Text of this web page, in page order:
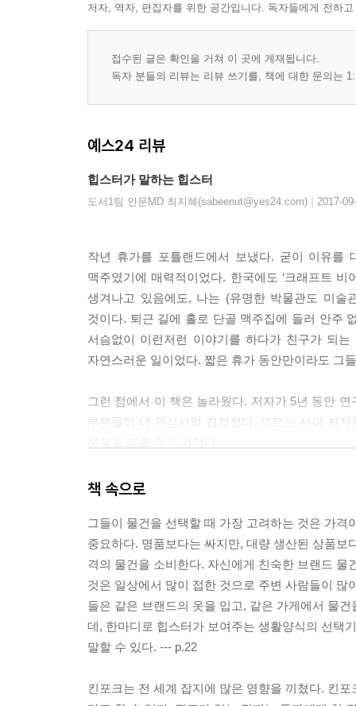
저자, 역자, 편집자를 위한 공간입니다. 독자들에게 전하
접수된 글은 확인을 거쳐 이 곳에 게재됩니다.
독자 분들의 리뷰는 리뷰 쓰기를, 책에 대한 문의는
예스24 리뷰
힙스터가 말하는 힙스터
도서1팀 인문MD 최지혜(sabeenut@yes24.com) | 2017-
작년 휴가를 포틀랜드에서 보냈다. 굳이 이유를
맥주였기에 매력적이었다. 한국에도 ‘크래프트
생겨나고 있음에도, 나는 (유명한 박물관도 미술
것이다. 퇴근 길에 홀로 단골 맥주집에 들러 안주
서슴없이 이런저런 이야기를 하다가 친구가 되
자연스러운 일이었다. 짧은 휴가 동안만이라도 그
그런 점에서 이 책은 놀라웠다. 저자가 5년 동안
부분들이 내 관심사와 겹쳐졌다. 모르는 사이 저
7년 전, 밴드에 관한 기사를 읽다가 처음 접한 ‘힙
‘힙스터들의 성지’로 불리는 포틀랜드가 어떻게
「킨포크」를 통해 설명하고, 이런 문화가 일본으
이야기 한다. 한국의 힙스터를 논할 때 빠질 수
때문이다. 예전의 홍대 문화는 현재 근처의 다
조롱거리가 되는지 현재 한국에서 일어나고 있는
있는데, 한쪽은 힙스터의 어원과 유래를 밝히고,
내용을 핸드북 형식으로 정리했다.
모든 것이 링크 하나로 순식간에 확산되는 시대
책 속으로
그들이 물건을 선택할 때 가장 고려하는 것은 가격
중요하다. 명품보다는 싸지만, 대량 생산된 상품보
격의 물건을 소비한다. 자신에게 친숙한 브랜드 물
것은 일상에서 많이 접한 것으로 주변 사람들이 많
들은 같은 브랜드의 옷을 입고, 같은 가게에서 물
데, 한마디로 힙스터가 보여주는 생활양식의 선택
말할 수 있다. --- p.22
킨포크는 전 세계 잡지에 많은 영향을 끼쳤다. 킨